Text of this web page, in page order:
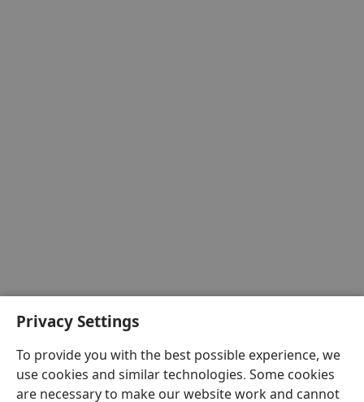
Privacy Settings
To provide you with the best possible experience, we
use cookies and similar technologies. Some cookies
are necessary to make our website work and cannot